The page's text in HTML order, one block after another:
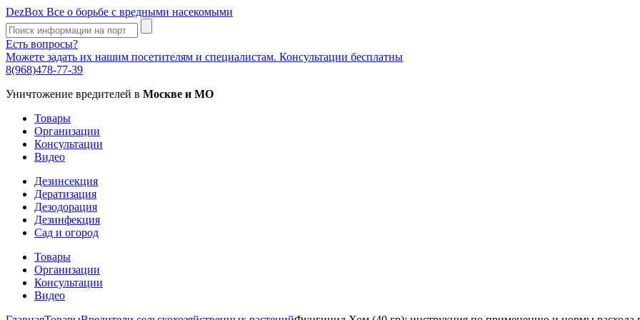
DezBox Все о борьбе с вредными насекомыми
Есть вопросы?
Можете задать их нашим посетителям и специалистам. Консультации бесплатны
8(968)478-77-39
Уничтожение вредителей в Москве и МО
Товары
Организации
Консультации
Видео
Дезинсекция
Дератизация
Дезодорация
Дезинфекция
Сад и огород
Товары
Организации
Консультации
Видео